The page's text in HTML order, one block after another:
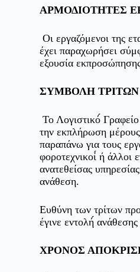
ΑΡΜΟΔΙΟΤΗΤΕΣ
Οι εργαζόμενοι της
έχει παραχωρήσει
εξουσία
ΣΥΜΒΟΛΗ
Το Λογιστικό́
την εκπλήρωση μέρους
παραπάνω για τους
φοροτεχνικοί́ ή άλλοι
ανατεθείσας
ανάθεση.
Ευθύνη των τρίτων
έγινε εντολή́
ΧΡΟΝΟΣ